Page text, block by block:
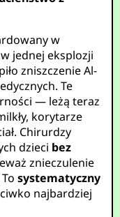
w
jednej eksplozji
zniszczenie Al-
Te
— leżą teraz
korytarze
Chirurdzy
dzieci bez
znieczulenie
Tosystematyczny
najbardziej